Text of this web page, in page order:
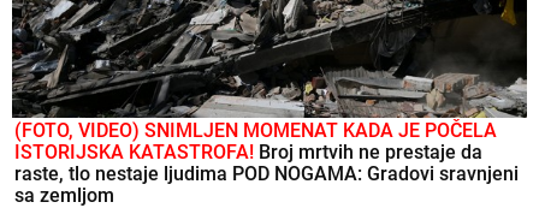
(FOTO, VIDEO) SNIMLJEN MOMENAT KADA JE POČELA
ISTORIJSKA KATASTROFA! Broj mrtvih ne prestaje da
raste, tlo nestaje ljudima POD NOGAMA: Gradovi sravnjeni
sa zemljom